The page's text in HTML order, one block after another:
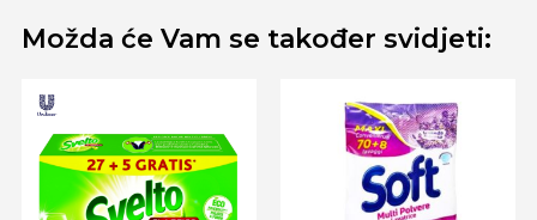
Možda će Vam se također svidjeti: